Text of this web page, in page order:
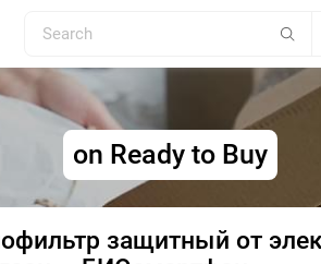
on Ready to Buy
защитный от